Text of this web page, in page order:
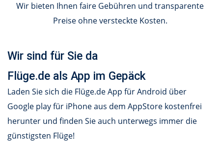
Wir bieten Ihnen faire Gebühren und transparente
Preise ohne versteckte Kosten.
Wir sind für Sie da
Flüge.de als App im Gepäck
Laden Sie sich die Flüge.de App für Android über
Google play für iPhone aus dem AppStore kostenfrei
herunter und finden Sie auch unterwegs immer die
günstigsten Flüge!